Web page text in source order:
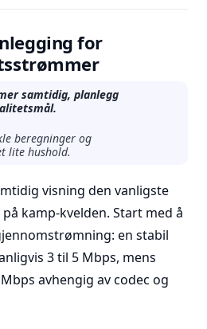
for
samtidig, planlegg
beregninger og
lite hushold.
visning den vanligste
kamp-kvelden. Start med å
en stabil
3 til 5 Mbps, mens
avhengig av codec og